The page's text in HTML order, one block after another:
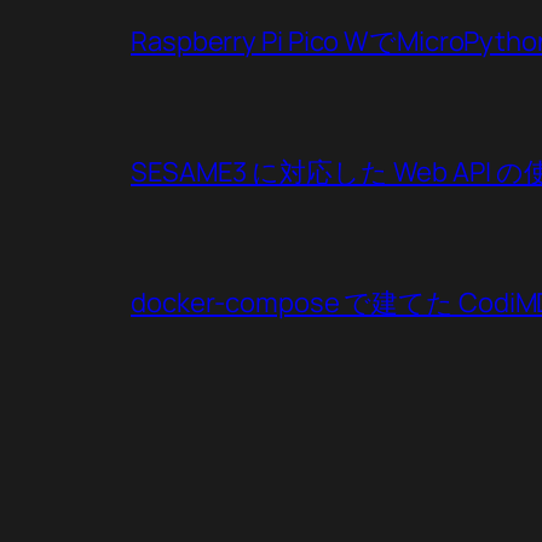
Raspberry Pi Pico Wで
SESAME3 に対応した Web API の
docker-compose で建てた